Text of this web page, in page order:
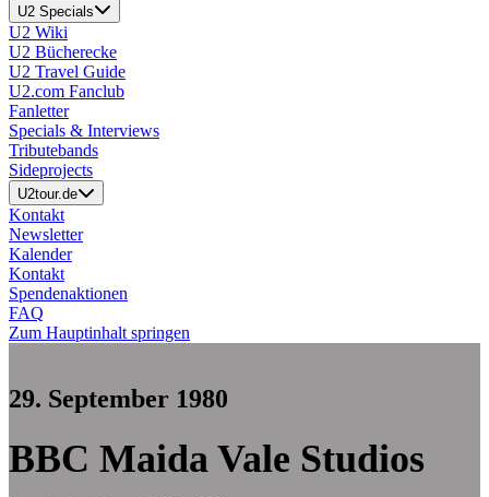
U2 Specials
U2 Wiki
U2 Bücherecke
U2 Travel Guide
U2.com Fanclub
Fanletter
Specials & Interviews
Tributebands
Sideprojects
U2tour.de
Kontakt
Newsletter
Kalender
Kontakt
Spendenaktionen
FAQ
Zum Hauptinhalt springen
29. September 1980
BBC Maida Vale Studios